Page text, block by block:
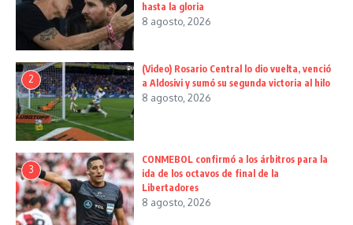
hasta la gloria
8 agosto, 2026
2
(Video) Rosario Central lo dio vuelta, venció
a Aldosivi y sumó su segunda victoria al hilo
8 agosto, 2026
3
CONMEBOL confirmó a los árbitros para la
ida de los octavos de final de la
Libertadores
8 agosto, 2026